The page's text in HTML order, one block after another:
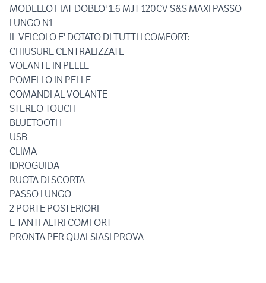
MODELLO FIAT DOBLO' 1.6 MJT 120CV S&S MAXI PASSO
LUNGO N1
IL VEICOLO E' DOTATO DI TUTTI I COMFORT:
CHIUSURE CENTRALIZZATE
VOLANTE IN PELLE
POMELLO IN PELLE
COMANDI AL VOLANTE
STEREO TOUCH
BLUETOOTH
USB
CLIMA
IDROGUIDA
RUOTA DI SCORTA
PASSO LUNGO
2 PORTE POSTERIORI
E TANTI ALTRI COMFORT
PRONTA PER QUALSIASI PROVA